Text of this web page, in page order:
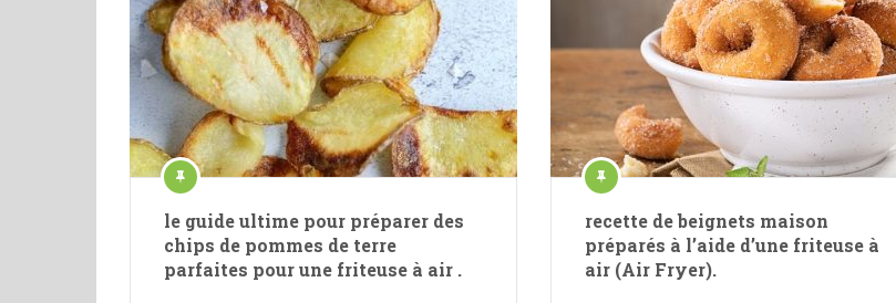
le guide ultime pour préparer des
chips de pommes de terre
parfaites pour une friteuse à air .
recette de beignets maison
préparés à l’aide d’une friteuse à
air (Air Fryer).